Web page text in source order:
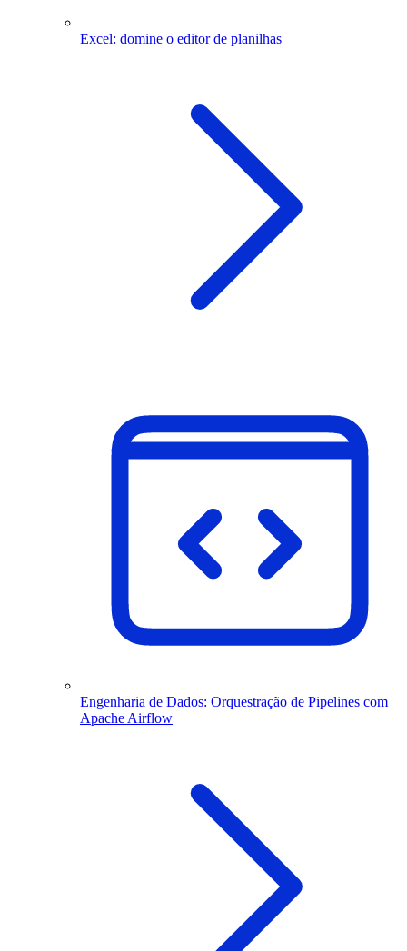
Excel: domine o editor de planilhas
Engenharia de Dados: Orquestração de Pipelines com
Apache Airflow